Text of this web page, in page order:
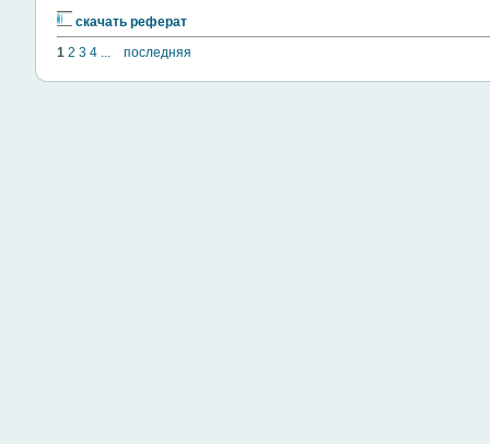
скачать реферат
1 2 3 4 ... последняя